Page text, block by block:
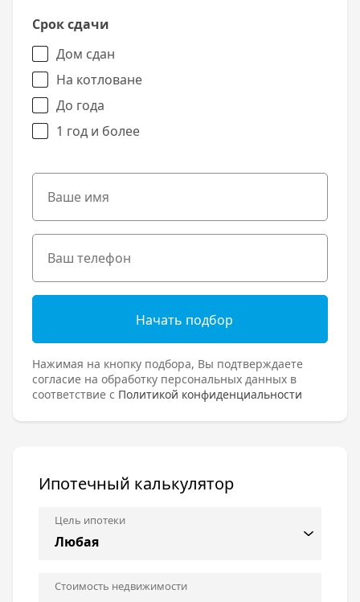
Срок сдачи
Дом сдан
На котловане
До года
1 год и более
Начать подбор
Нажимая на кнопку подбора, Вы подтверждаете
согласие на обработку персональных данных в
соответствие с Политикой конфиденциальности
Ипотечный калькулятор
Цель ипотеки
Стоимость недвижимости